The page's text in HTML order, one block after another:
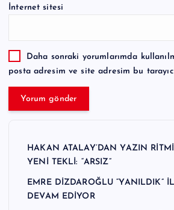
İnternet sitesi
Daha sonraki yorumlarımda
posta adresim ve site adresim bu
HAKAN ATALAY’DAN YAZIN
YENİ TEKLİ: “ARSIZ”
EMRE DİZDAROĞLU “YANILDIK”
DEVAM EDİYOR